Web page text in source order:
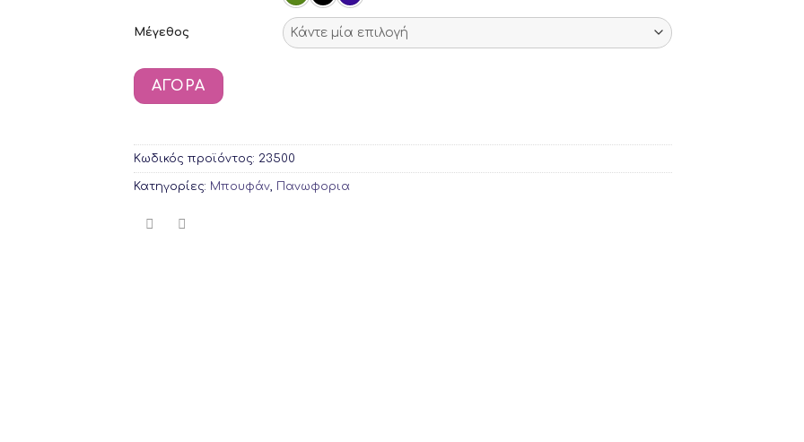
Μέγεθος
ΑΓΟΡΆ
Κωδικός προϊόντος: 23500
Κατηγορίες: Μπουφάν Πανωφορια